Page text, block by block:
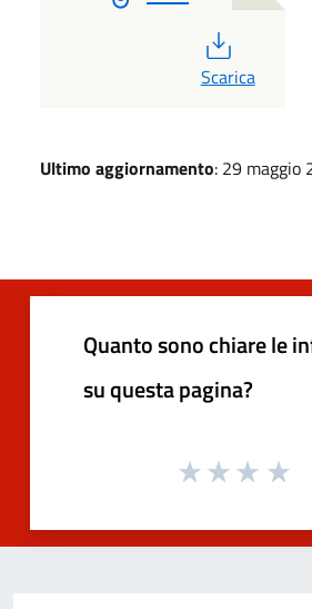
PDF
Scarica
Ultimo aggiornamento: 29 maggio
Quanto sono chiare le
su questa pagina?